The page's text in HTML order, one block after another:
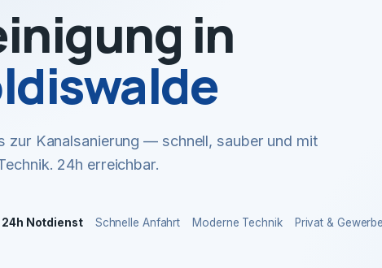
in
zur Kanalsanierung — schnell, sauber und mit
24h erreichbar.
24h Notdienst Schnelle Anfahrt Moderne Technik Privat &